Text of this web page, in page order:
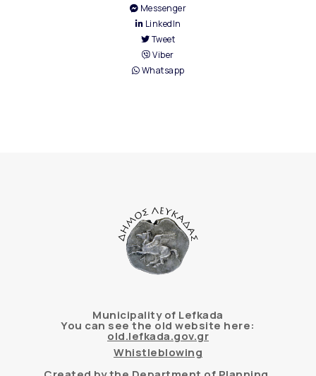
Messenger
LinkedIn
Tweet
Viber
Whatsapp
Municipality of Lefkada
You can see the old website here:
old.lefkada.gov.gr
Whistleblowing